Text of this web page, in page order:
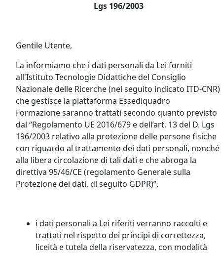
Lgs 196/2003
Gentile Utente,
La informiamo che i dati personali da Lei forniti
all'Istituto Tecnologie Didattiche del Consiglio
Nazionale delle Ricerche (nel seguito indicato ITD-CNR)
che gestisce la piattaforma Essediquadro
Formazione saranno trattati secondo quanto previsto
dal “Regolamento UE 2016/679 e dell’art. 13 del D. Lgs
196/2003 relativo alla protezione delle persone fisiche
con riguardo al trattamento dei dati personali, nonché
alla libera circolazione di tali dati e che abroga la
direttiva 95/46/CE (regolamento Generale sulla
Protezione dei dati, di seguito GDPR)”.
i dati personali a Lei riferiti verranno raccolti e
trattati nel rispetto dei principi di correttezza,
liceità e tutela della riservatezza, con modalità